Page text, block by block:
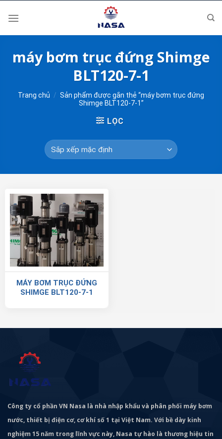
máy bơm trục đứng Shimge
BLT120-7-1
Trang chủ / Sản phẩm được gắn thẻ “máy bơm trục đứng
Shimge BLT120-7-1”
LỌC
MÁY BƠM TRỤC ĐỨNG
SHIMGE BLT120-7-1
Công ty cổ phần VN Nasa là nhà nhập khẩu và phân phối máy bơm
nước, thiết bị điện cơ, cơ khí số 1 tại Việt Nam. Với bề dày kinh
nghiệm 15 năm trong lĩnh vực này, Nasa tự hào là thương hiệu tin